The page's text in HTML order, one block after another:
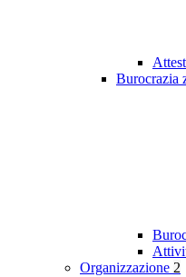
Burocrazia
Organizzazione 2